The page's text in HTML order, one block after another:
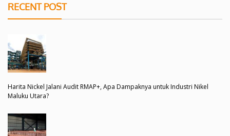
RECENT POST
Harita Nickel Jalani Audit RMAP+, Apa Dampaknya untuk Industri Nikel
Maluku Utara?